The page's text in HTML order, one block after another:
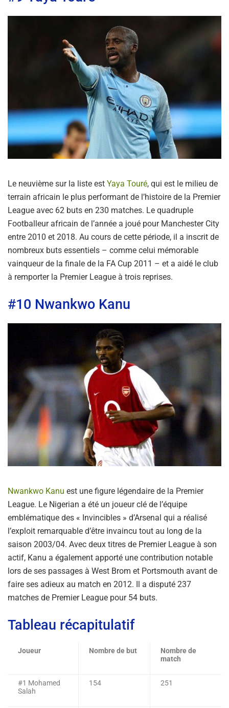
Le neuvième sur la liste est Yaya Touré, qui est le milieu de
terrain africain le plus performant de l’histoire de la Premier
League avec 62 buts en 230 matches. Le quadruple
Footballeur africain de l’année a joué pour Manchester City
entre 2010 et 2018. Au cours de cette période, il a inscrit de
nombreux buts essentiels – comme celui mémorable
vainqueur de la finale de la FA Cup 2011 – et a aidé le club
à remporter la Premier League à trois reprises.
#10 Nwankwo Kanu
Nwankwo Kanu est une figure légendaire de la Premier
League. Le Nigerian a été un joueur clé de l’équipe
emblématique des « Invincibles » d’Arsenal qui a réalisé
l’exploit remarquable d’être invaincu tout au long de la
saison 2003/04. Avec deux titres de Premier League à son
actif, Kanu a également apporté une contribution notable
lors de ses passages à West Brom et Portsmouth avant de
faire ses adieux au match en 2012. Il a disputé 237
matches de Premier League pour 54 buts.
Tableau récapitulatif
Joueur Nombre de but
Nombre de
match
#1 Mohamed
Salah
154 251